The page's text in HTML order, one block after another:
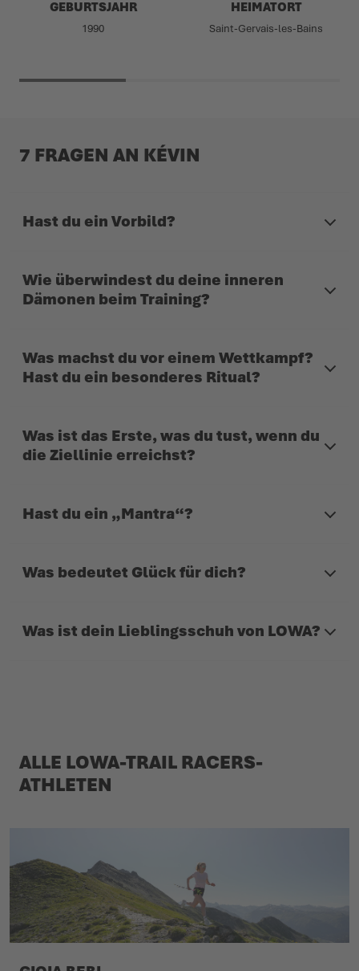
GEBURTSJAHR
1990
HEIMATORT
Saint-Gervais-les-Bains
7 FRAGEN AN KÉVIN
Hast du ein Vorbild?
Wie überwindest du deine inneren
Dämonen beim Training?
Was machst du vor einem Wettkampf?
Hast du ein besonderes Ritual?
Was ist das Erste, was du tust, wenn du
die Ziellinie erreichst?
Hast du ein „Mantra“?
Was bedeutet Glück für dich?
Was ist dein Lieblingsschuh von LOWA?
ALLE LOWA-TRAIL RACERS-
ATHLETEN